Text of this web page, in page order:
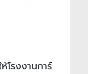
รงงานการ์